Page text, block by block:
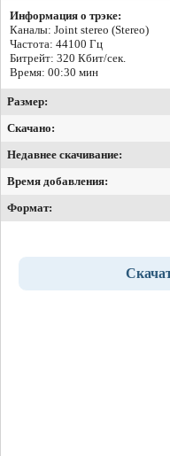
Информация о трэке:
Каналы: Joint stereo (Stereo)
Частота: 44100 Гц
Битрейт: 320 Кбит/сек.
Время: 00:30 мин
Размер:
Скачано:
Недавнее скачивание:
Время добавления:
Формат: